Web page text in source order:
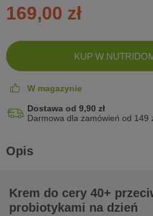
169,00 zł
KUP W
W magazynie
Dostawa od 9,90 zł
Darmowa dla zamówień od 149
Opis
Krem do cery 40+
probiotykami na dzień